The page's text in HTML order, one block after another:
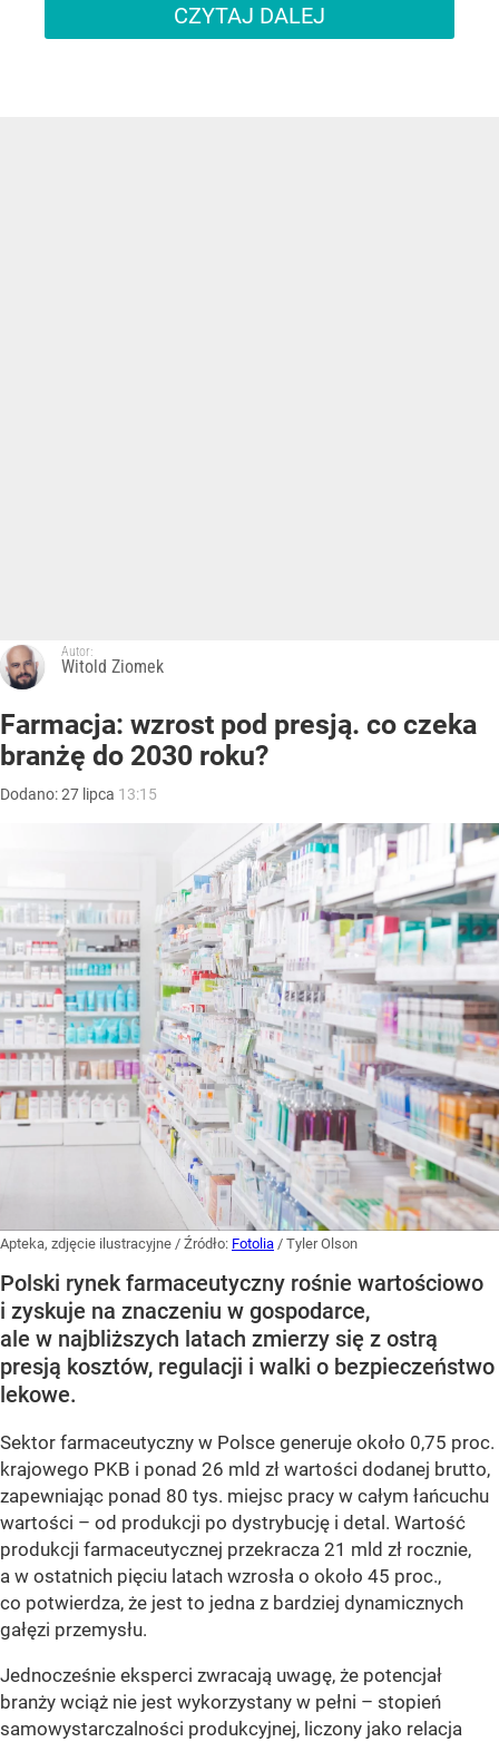
CZYTAJ DALEJ
Autor:
Witold Ziomek
Farmacja: wzrost pod presją. co czeka
branżę do 2030 roku?
Dodano:27 lipca 13:15
Apteka, zdjęcie ilustracyjne / Źródło: Fotolia / Tyler Olson
Polski rynek farmaceutyczny rośnie wartościowo
i zyskuje na znaczeniu w gospodarce,
ale w najbliższych latach zmierzy się z ostrą
presją kosztów, regulacji i walki o bezpieczeństwo
lekowe.
Sektor farmaceutyczny w Polsce generuje około 0,75 proc.
krajowego PKB i ponad 26 mld zł wartości dodanej brutto,
zapewniając ponad 80 tys. miejsc pracy w całym łańcuchu
wartości – od produkcji po dystrybucję i detal. Wartość
produkcji farmaceutycznej przekracza 21 mld zł rocznie,
a w ostatnich pięciu latach wzrosła o około 45 proc.,
co potwierdza, że jest to jedna z bardziej dynamicznych
gałęzi przemysłu.
Jednocześnie eksperci zwracają uwagę, że potencjał
branży wciąż nie jest wykorzystany w pełni – stopień
samowystarczalności produkcyjnej, liczony jako relacja